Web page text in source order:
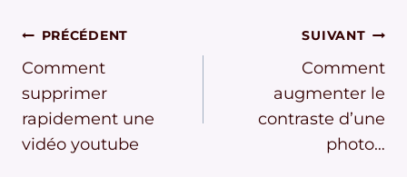
Navigation
de
l’article
PRÉCÉDENT
Comment
supprimer
rapidement une
vidéo youtube
SUIVANT
Comment
augmenter le
contraste d’une
photo…